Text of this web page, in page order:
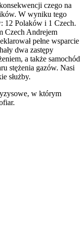
czego na
W wyniku tego
12 Polaków i 1 Czech.
Czech Andrejem
pełne wsparcie
dwa zastępy
a także samochód
stężenia gazów. Nasi
służby.
w którym